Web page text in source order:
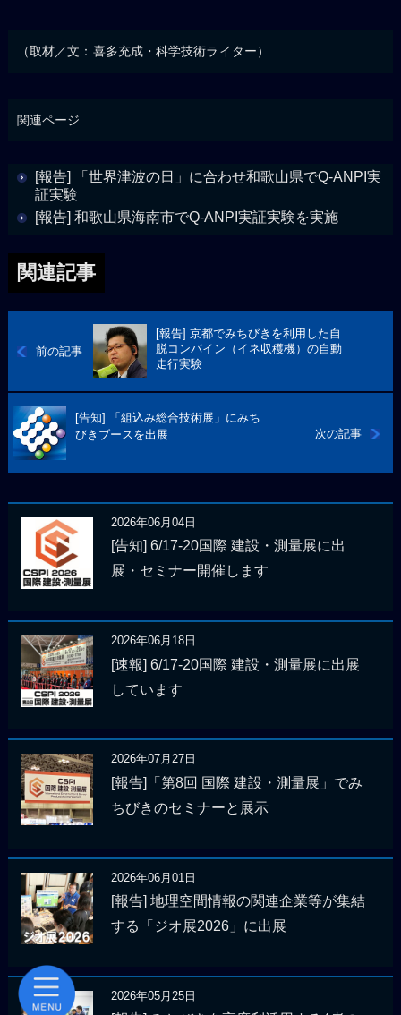
（取材／文：喜多充成・科学技術ライター）
関連ページ
[報告] 「世界津波の日」に合わせ和歌山県でQ-ANPI実
証実験
[報告] 和歌山県海南市でQ-ANPI実証実験を実施
関連記事
前の記事
[報告] 京都でみちびきを利用した自
脱コンバイン（イネ収穫機）の自動
走行実験
次の記事
[告知] 「組込み総合技術展」にみち
びきブースを出展
2026年06月04日
[告知] 6/17-20国際 建設・測量展に出
展・セミナー開催します
2026年06月18日
[速報] 6/17-20国際 建設・測量展に出展
しています
2026年07月27日
[報告]「第8回 国際 建設・測量展」でみ
ちびきのセミナーと展示
2026年06月01日
[報告] 地理空間情報の関連企業等が集結
する「ジオ展2026」に出展
2026年05月25日